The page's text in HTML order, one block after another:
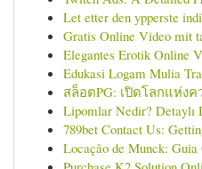
Let etter den ypperste
Gratis Online Video mit
Elegantes Erotik Online
Edukasi Logam Mulia
สล็อตPG: เปิดโลกแห่ง
Lipomlar Nedir? Detaylı
789bet Contact Us:
Locação de Munck: Guia